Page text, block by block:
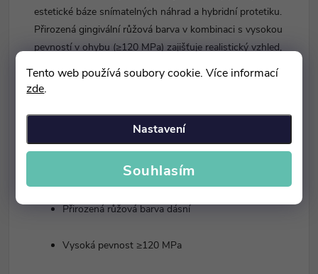
Tento web používá soubory cookie. Více informací
zde.
Nastavení
Souhlasím
estetické báze snímatelných náhrad a hybridní protetiku.
Přirozená gingivální růžová barva v kombinaci s vysokou
pevností v ohybu (≥120 MPa) zajišťuje realistický vzhled,
dlouhou životnost a výbornou biokompatibilitu.
i leštění a plnou kompatibilitu s hlavními CAD/CAM
Přirozená růžová barva dásní
Vysoká pevnost ≥120 MPa